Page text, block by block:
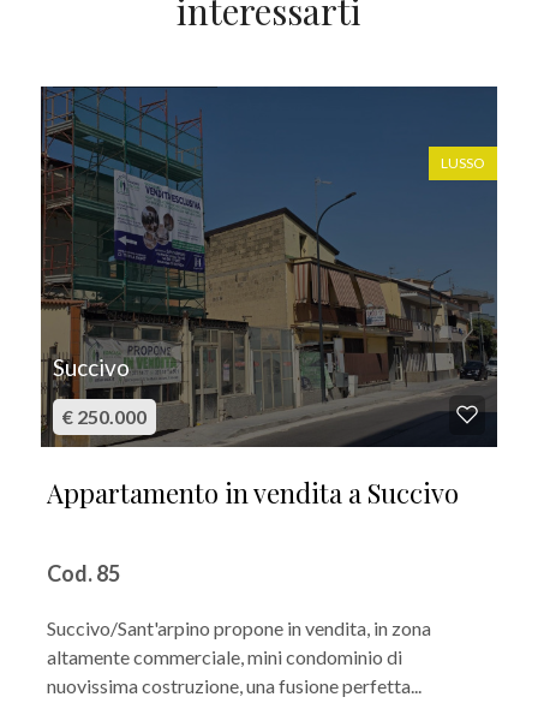
interessarti
LUSSO
Succivo
€ 250.000
Appartamento in vendita a Succivo
Cod. 85
Succivo/Sant'arpino propone in vendita, in zona
altamente commerciale, mini condominio di
nuovissima costruzione, una fusione perfetta...